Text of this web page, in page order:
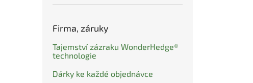
Firma, záruky
Tajemství zázraku WonderHedge®
technologie
Dárky ke každé objednávce